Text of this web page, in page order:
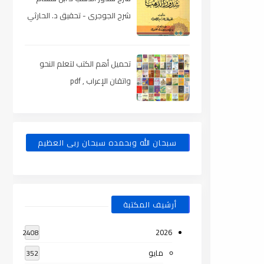
شرح الجوجرى - تحقيق د. الحارثي
تحميل أهم الكتب لتعلم النحو
واتقان الإعراب , pdf
سبحان الله وبحمده سبحان ربى العظيم
أرشيف المكتبة
2026
2408
مايو 352